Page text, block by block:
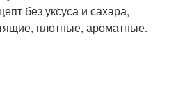
без уксуса и сахара,
плотные, ароматные.